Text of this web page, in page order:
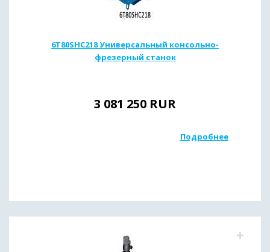
6T80SHC218 Универсальный консольно-
фрезерный станок
3 081 250 RUR
Подробнее